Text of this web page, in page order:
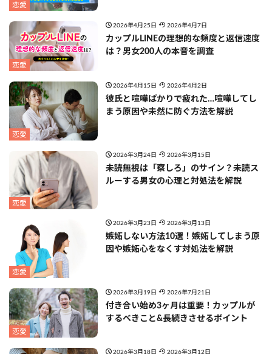
恋愛
恋愛
2026年4月25日 2026年4月7日
カップルLINEの理想的な頻度と返信速度
は？男女200人の本音を調査
恋愛
2026年4月15日 2026年4月2日
彼氏と喧嘩ばかりで疲れた…喧嘩してし
まう原因や未然に防ぐ方法を解説
恋愛
2026年3月24日 2026年3月15日
未読無視は「察しろ」のサイン？未読ス
ルーする男女の心理と対処法を解説
恋愛
2026年3月23日 2026年3月13日
嫉妬しない方法10選！嫉妬してしまう原
因や嫉妬心をなくす対処法を解説
恋愛
2026年3月19日 2026年7月21日
付き合い始め3ヶ月は重要！カップルが
するべきこと&長続きさせるポイント
2026年3月18日 2026年3月12日